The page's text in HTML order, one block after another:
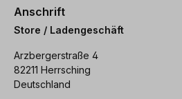
Anschrift
Store / Ladengeschäft
Arzbergerstraße 4
82211 Herrsching
Deutschland